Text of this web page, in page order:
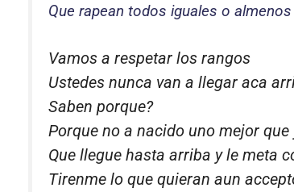
Que rapean todos iguales o
Vamos a respetar los rangos
Ustedes nunca van a llegar aca
Saben porque?
Porque no a nacido uno mejor que
Que llegue hasta arriba y le meta
Tirenme lo que quieran aun